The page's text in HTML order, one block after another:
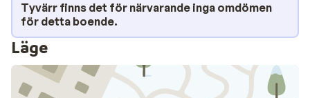
Tyvärr finns det för närvarande inga omdömen
för detta boende.
Läge